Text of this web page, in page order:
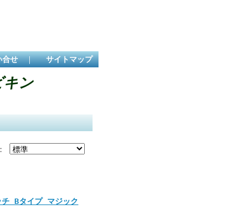
合せ ｜ サイトマップ
ン
Bタイプ マジック